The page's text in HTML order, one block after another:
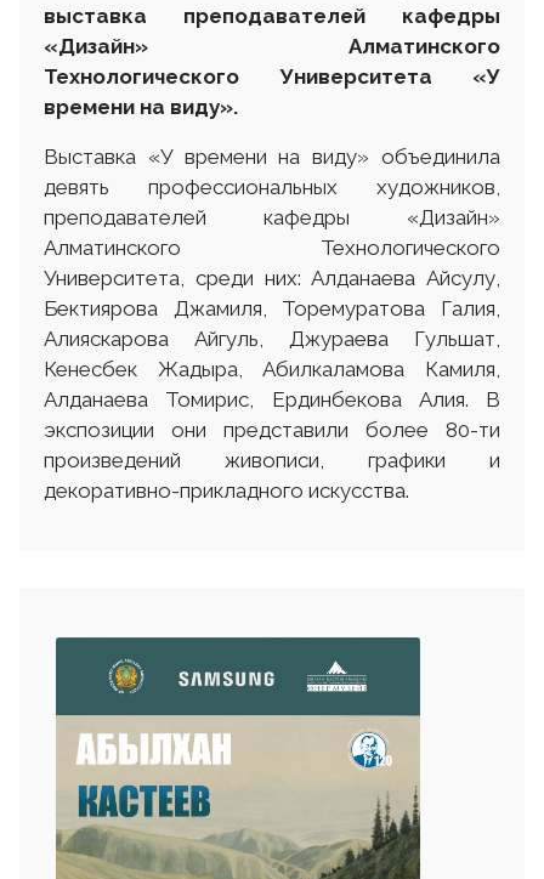
выставка преподавателей кафедры
«Дизайн» Алматинского
Технологического Университета «У
времени на виду».
Выставка «У времени на виду» объединила
девять профессиональных художников,
преподавателей кафедры «Дизайн»
Алматинского Технологического
Университета, среди них: Алданаева Айсулу,
Бектиярова Джамиля, Торемуратова Галия,
Алияскарова Айгуль, Джураева Гульшат,
Кенесбек Жадыра, Абилкаламова Камиля,
Алданаева Томирис, Ердинбекова Алия. В
экспозиции они представили более 80-ти
произведений живописи, графики и
декоративно-прикладного искусства.